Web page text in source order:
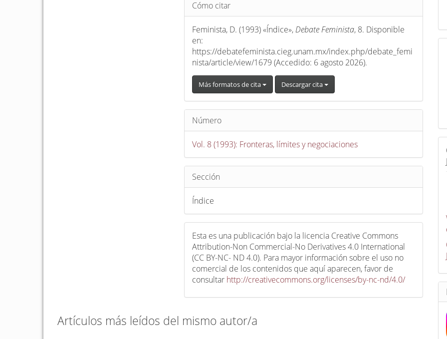
del
artículo
Cómo citar
Feminista, D. (1993) «Índice», Debate Feminista, 8. Disponible
en:
https://debatefeminista.cieg.unam.mx/index.php/debate_femi
nista/article/view/1679 (Accedido: 6 agosto 2026).
Más formatos de cita Descargar cita
Número
Vol. 8 (1993): Fronteras, límites y negociaciones
Sección
Índice
Esta es una publicación bajo la licencia Creative Commons
Attribution-Non Commercial-No Derivatives 4.0 International
(CC BY-NC- ND 4.0). Para mayor información sobre el uso no
comercial de los contenidos que aquí aparecen, favor de
consultar http://creativecommons.org/licenses/by-nc-nd/4.0/
Artículos más leídos del mismo autor/a
t
i